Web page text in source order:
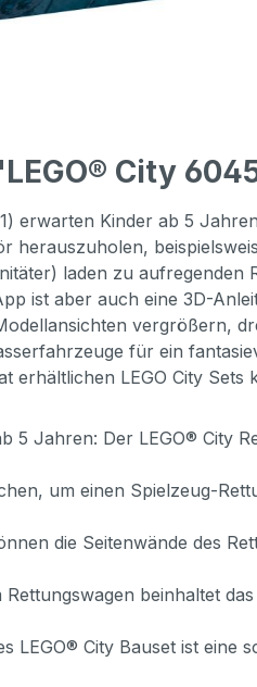
City
erwarten Kinder ab 5
herauszuholen,
laden zu
ist aber auch eine 3D-
vergrößern,
für ein
erhältlichen LEGO City Sets
5 Jahren: Der LEGO® City
um einen Spielzeug-
die Seitenwände des
beinhaltet
LEGO® City Bauset ist